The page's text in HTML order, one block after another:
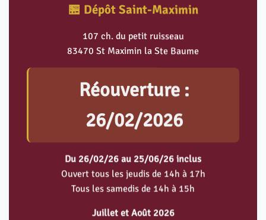
🏪 Dépôt Saint-Maximin
107 ch. du petit ruisseau
83470 St Maximin la Ste Baume
Réouverture :
26/02/2026
Du 26/02/26 au 25/06/26 inclus
Ouvert tous les jeudis de 14h à 17h
Tous les samedis de 14h à 15h
Juillet et Août 2026